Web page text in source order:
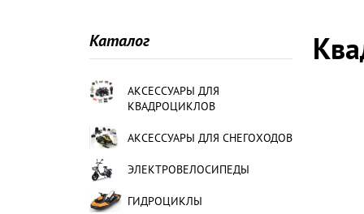
Каталог
АКСЕССУАРЫ ДЛЯ
КВАДРОЦИКЛОВ
АКСЕССУАРЫ ДЛЯ СНЕГОХОДОВ
ЭЛЕКТРОВЕЛОСИПЕДЫ
ГИДРОЦИКЛЫ